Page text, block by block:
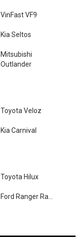
VinFast VF9
Kia Seltos
Mitsubishi
Outlander
Toyota Veloz
Kia Carnival
Toyota Hilux